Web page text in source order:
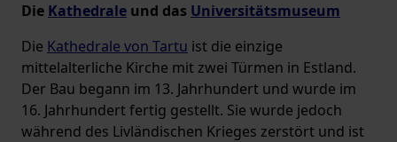
Die Kathedrale und das Universitätsmuseum
Die Kathedrale von Tartu ist die einzige
mittelalterliche Kirche mit zwei Türmen in Estland.
Der Bau begann im 13. Jahrhundert und wurde im
16. Jahrhundert fertig gestellt. Sie wurde jedoch
während des Livländischen Krieges zerstört und ist